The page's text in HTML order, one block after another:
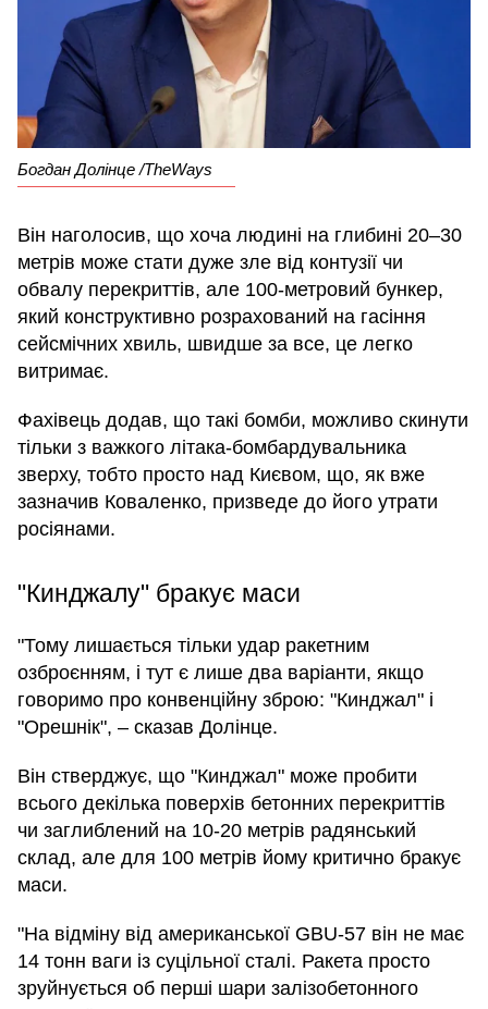
Богдан Долінце /TheWays
Він наголосив, що хоча людині на глибині 20–30
метрів може стати дуже зле від контузії чи
обвалу перекриттів, але 100-метровий бункер,
який конструктивно розрахований на гасіння
сейсмічних хвиль, швидше за все, це легко
витримає.
Фахівець додав, що такі бомби, можливо скинути
тільки з важкого літака-бомбардувальника
зверху, тобто просто над Києвом, що, як вже
зазначив Коваленко, призведе до його утрати
росіянами.
"Кинджалу" бракує маси
"Тому лишається тільки удар ракетним
озброєнням, і тут є лише два варіанти, якщо
говоримо про конвенційну зброю: "Кинджал" і
"Орешнік", – сказав Долінце.
Він стверджує, що "Кинджал" може пробити
всього декілька поверхів бетонних перекриттів
чи заглиблений на 10-20 метрів радянський
склад, але для 100 метрів йому критично бракує
маси.
"На відміну від американської GBU-57 він не має
14 тонн ваги із суцільної сталі. Ракета просто
зруйнується об перші шари залізобетонного